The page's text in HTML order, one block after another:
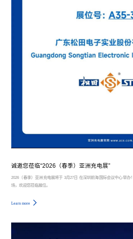
诚邀您莅临“2026（春季）亚洲充电展”
2026（春季）亚洲充电展将于 3月27日 在深圳前海国际会议中心举
场，欢迎您莅临展位。
Learn more